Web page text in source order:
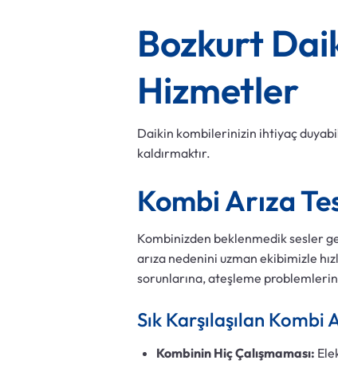
Bozkurt
Hizmetler
Daikin kombilerinizin ihtiyaç
kaldırmaktır.
Kombi Arıza
Kombinizden beklenmedik sesler
arıza nedenini uzman ekibimizle
sorunlarına, ateşleme
Sık Karşılaşılan Kombi
Kombinin Hiç Çalışmaması: